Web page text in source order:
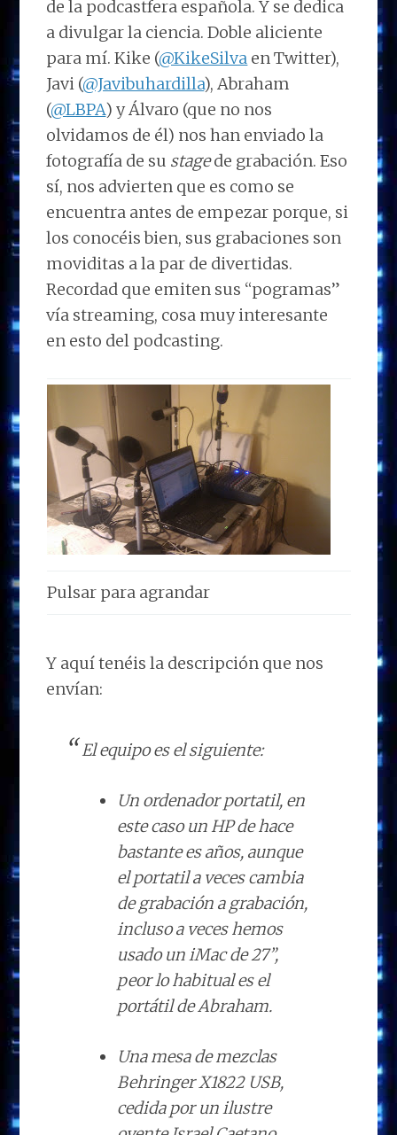
de la podcastfera española. Y se dedica
a divulgar la ciencia. Doble aliciente
para mí. Kike (@KikeSilva en Twitter),
Javi (@Javibuhardilla), Abraham
(@LBPA) y Álvaro (que no nos
olvidamos de él) nos han enviado la
fotografía de su stagede grabación. Eso
sí, nos advierten que es como se
encuentra antes de empezar porque, si
los conocéis bien, sus grabaciones son
moviditas a la par de divertidas.
Recordad que emiten sus “pogramas”
vía streaming, cosa muy interesante
en esto del podcasting.
Pulsar para agrandar
Y aquí tenéis la descripción que nos
envían:
El equipo es el siguiente:
Un ordenador portatil, en
este caso un HP de hace
bastante es años, aunque
el portatil a veces cambia
de grabación a grabación,
incluso a veces hemos
usado un iMac de 27”,
peor lo habitual es el
portátil de Abraham.
Una mesa de mezclas
Behringer X1822 USB,
cedida por un ilustre